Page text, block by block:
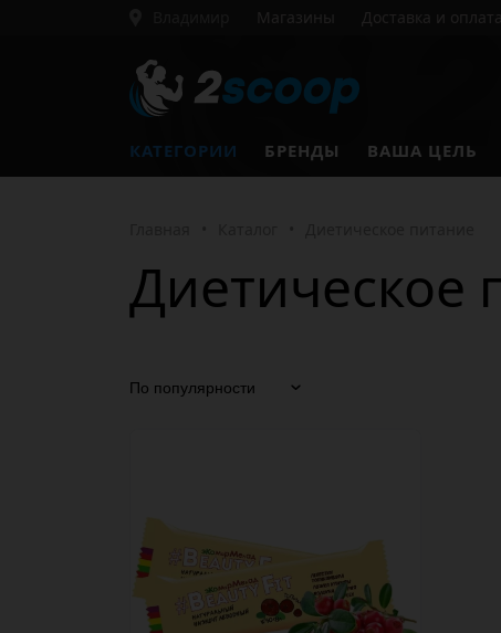
Магазины Доставка и оплата
КАТЕГОРИИ БРЕНДЫ ВАША ЦЕЛЬ
Диетическое